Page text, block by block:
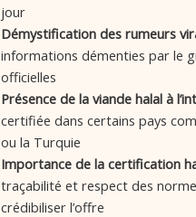
jour
Démystification des rumeurs
informations démenties par le
officielles
Présence de la viande halal à
certifiée dans certains pays
ou la Turquie
Importance de la certification
traçabilité et respect des
crédibiliser l’offre